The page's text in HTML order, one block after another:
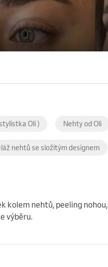
Oli ) Nehty od Oli
nehtů se složitým designem
kolem nehtů, peeling nohou,
výběru.